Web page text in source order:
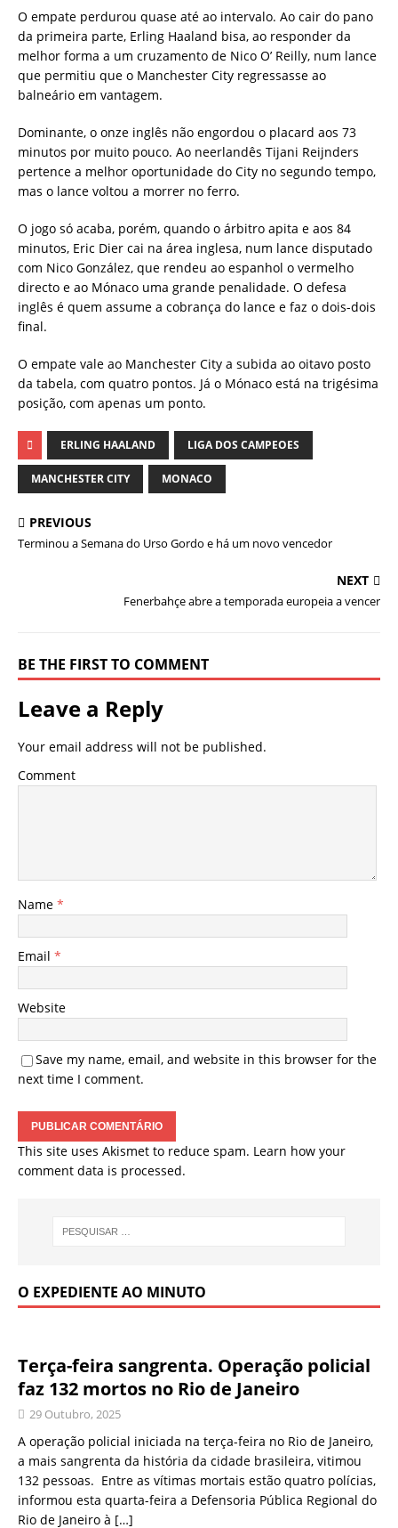
O empate perdurou quase até ao intervalo. Ao cair do pano
da primeira parte, Erling Haaland bisa, ao responder da
melhor forma a um cruzamento de Nico O’ Reilly, num lance
que permitiu que o Manchester City regressasse ao
balneário em vantagem.
Dominante, o onze inglês não engordou o placard aos 73
minutos por muito pouco. Ao neerlandês Tijani Reijnders
pertence a melhor oportunidade do City no segundo tempo,
mas o lance voltou a morrer no ferro.
O jogo só acaba, porém, quando o árbitro apita e aos 84
minutos, Eric Dier cai na área inglesa, num lance disputado
com Nico González, que rendeu ao espanhol o vermelho
directo e ao Mónaco uma grande penalidade. O defesa
inglês é quem assume a cobrança do lance e faz o dois-dois
final.
O empate vale ao Manchester City a subida ao oitavo posto
da tabela, com quatro pontos. Já o Mónaco está na trigésima
posição, com apenas um ponto.
ERLING HAALAND LIGA DOS CAMPEOES
MANCHESTER CITY MONACO
PREVIOUS
Terminou a Semana do Urso Gordo e há um novo vencedor
NEXT
Fenerbahçe abre a temporada europeia a vencer
BE THE FIRST TO COMMENT
Leave a Reply
Your email address will not be published.
Comment
Name *
Email *
Website
Save my name, email, and website in this browser for the
next time I comment.
This site uses Akismet to reduce spam. Learn how your
comment data is processed.
O EXPEDIENTE AO MINUTO
Terça-feira sangrenta. Operação policial
faz 132 mortos no Rio de Janeiro
29 Outubro, 2025
A operação policial iniciada na terça-feira no Rio de Janeiro,
a mais sangrenta da história da cidade brasileira, vitimou
132 pessoas. Entre as vítimas mortais estão quatro polícias,
informou esta quarta-feira a Defensoria Pública Regional do
Rio de Janeiro à […]